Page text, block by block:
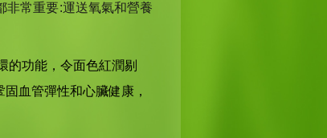
非常重要:運送氧氣和營養
的功能，令面色紅潤剔
血管彈性和心臟健康，